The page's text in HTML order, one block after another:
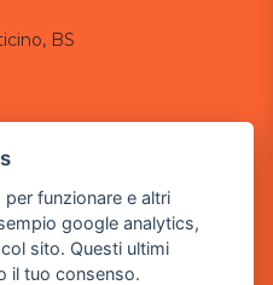
BS
funzionare e altri
google analytics,
sito. Questi ultimi
il tuo consenso.